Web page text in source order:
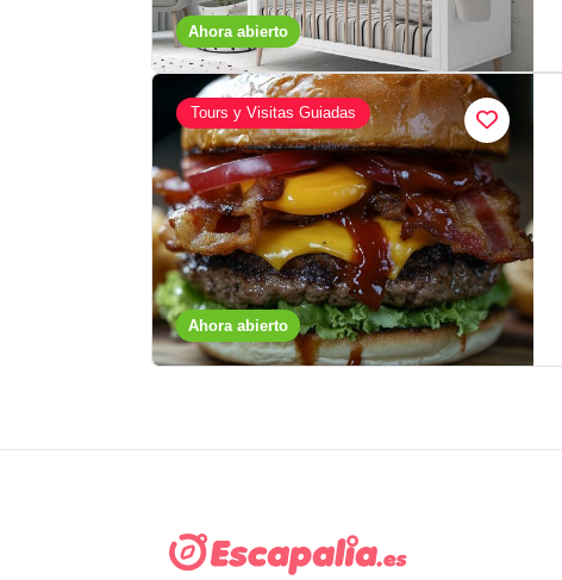
Ahora abierto
Ahora abierto
Tours y Visitas Guiadas